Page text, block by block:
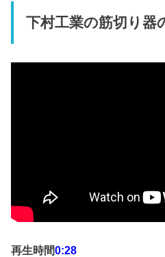
下村工業の筋切り器
再生時間0:28